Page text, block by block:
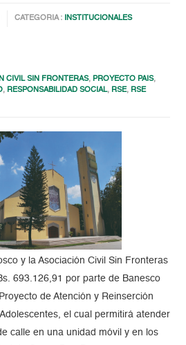
CATEGORIA : INSTITUCIONALES
CIVIL SIN FRONTERAS, PROYECTO PAIS,
, RESPONSABILIDAD SOCIAL, RSE, RSE
y la Asociación Civil Sin Fronteras
693.126,91 por parte de Banesco
de Atención y Reinserción
el cual permitirá atender
calle en una unidad móvil y en los